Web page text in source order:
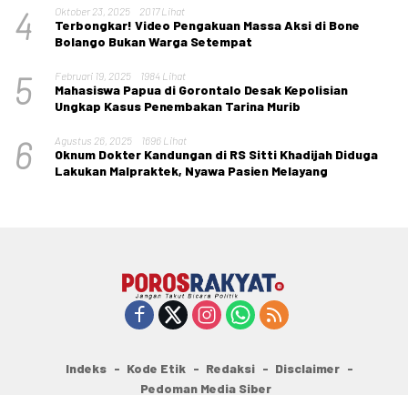
4 Oktober 23, 2025 2017 Lihat
Terbongkar! Video Pengakuan Massa Aksi di Bone
Bolango Bukan Warga Setempat
5 Februari 19, 2025 1984 Lihat
Mahasiswa Papua di Gorontalo Desak Kepolisian
Ungkap Kasus Penembakan Tarina Murib
6 Agustus 26, 2025 1696 Lihat
Oknum Dokter Kandungan di RS Sitti Khadijah Diduga
Lakukan Malpraktek, Nyawa Pasien Melayang
Indeks Kode Etik Redaksi
Disclaimer
Pedoman Media Siber